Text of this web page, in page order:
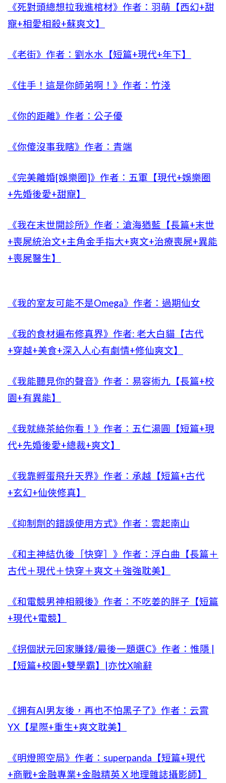
《死對頭總想拉我進棺材》作者：羽萌【西幻+甜
寵+相愛相殺+蘇爽文】
《老街》作者：劉水水【短篇+現代+年下】
《住手！這是你師弟啊！》作者：竹淺
《你的距離》作者：公子優
《你傻沒事我瞎》作者：青端
《完美離婚[娛樂圈]》作者：五軍【現代+娛樂圈
+先婚後愛+甜寵】
《我在末世開診所》作者：滄海猶藍【長篇+末世
+喪屍統治文+主角金手指大+爽文+治療喪屍+異能
+喪屍醫生】
《我的室友可能不是Omega》作者：過期仙女
《我的食材遍布修真界》作者: 老大白貓【古代
+穿越+美食+深入人心有劇情+修仙爽文】
《我能聽見你的聲音》作者：易容術九【長篇+校
園+有異能】
《我就綠茶給你看！》作者：五仁湯圓【短篇+現
代+先婚後愛+總裁+爽文】
《我靠孵蛋飛升天界》作者：承越【短篇+古代
+玄幻+仙俠修真】
《抑制劑的錯誤使用方式》作者：雲起南山
《和主神結仇後［快穿］》作者：浮白曲【長篇＋
古代＋現代＋快穿＋爽文＋強強耽美】
《和電競男神相親後》作者：不吃姜的胖子【短篇
+現代+電競】
《拐個狀元回家賺錢/最後一題選C》作者：惟隱 |
【短篇+校園+雙學霸】|亦忱X喻辭
《拥有AI男友後，再也不怕黑子了》作者：云霄
YX【星際+重生+爽文耽美】
《明燈照空局》作者：superpanda【短篇+現代
+商戰+金融專業+金融精英 X 地理雜誌攝影師】